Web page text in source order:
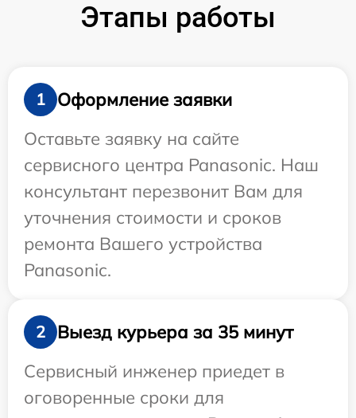
Этапы работы
1
Оформление заявки
Оставьте заявку на сайте
сервисного центра Panasonic. Наш
консультант перезвонит Вам для
уточнения стоимости и сроков
ремонта Вашего устройства
Panasonic.
2
Выезд курьера за 35 минут
Сервисный инженер приедет в
оговоренные сроки для